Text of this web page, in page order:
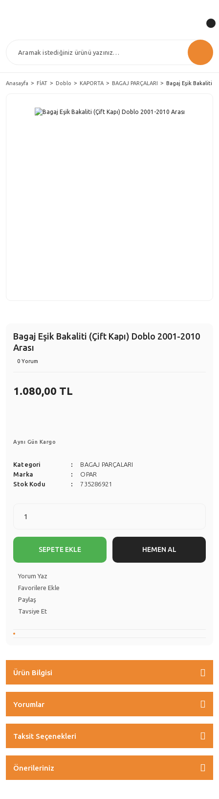
Anasayfa FİAT Doblo KAPORTA BAGAJ PARÇALARI Bagaj Eşik Bakaliti
Bagaj Eşik Bakaliti (Çift Kapı) Doblo 2001-2010
Arası
0 Yorum
1.080,00 TL
Aynı Gün Kargo
Kategori
BAGAJ PARÇALARI
Marka
OPAR
Stok Kodu
735286921
SEPETE EKLE HEMEN AL
Yorum Yaz
Paylaş
Tavsiye Et
Ürün Bilgisi
Yorumlar
Taksit Seçenekleri
Önerileriniz